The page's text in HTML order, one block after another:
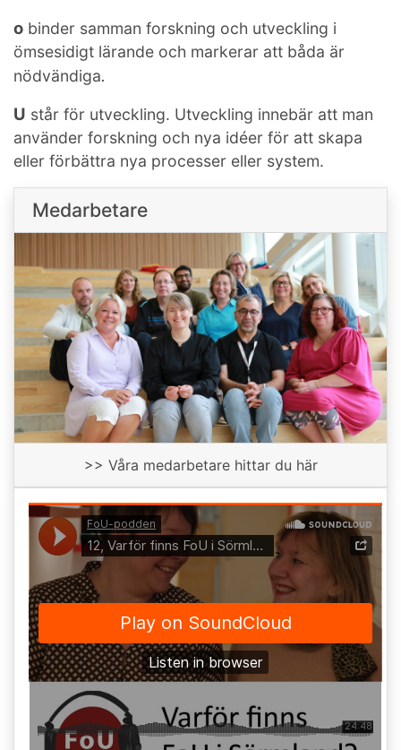
o binder samman forskning och utveckling i
ömsesidigt lärande och markerar att båda är
nödvändiga.
U står för utveckling. Utveckling innebär att man
använder forskning och nya idéer för att skapa
eller förbättra nya processer eller system.
Medarbetare
>> Våra medarbetare hittar du här